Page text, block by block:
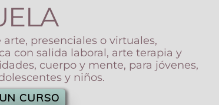
arte, presenciales o virtuales,
con salida laboral, arte terapia y
cuerpo y mente, para jóvenes,
y niños.
CURSO